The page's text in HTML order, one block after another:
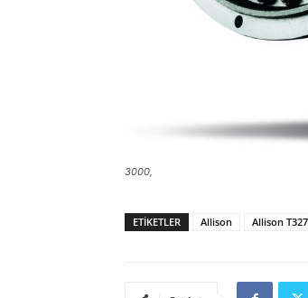
3000,
ETIKETLER Allison Allison